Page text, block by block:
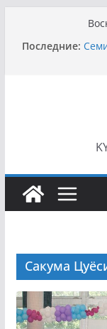
содержимому
Последние:
II
I
Сакума